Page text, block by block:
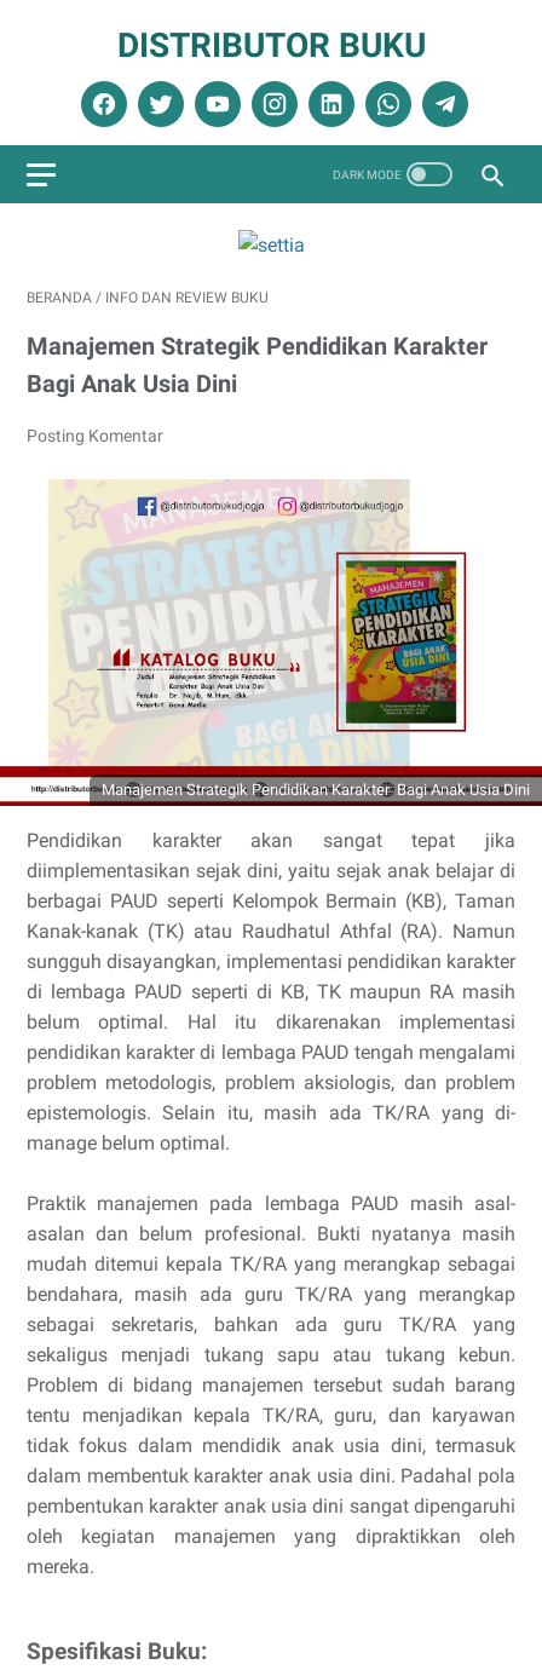
DISTRIBUTOR BUKU
BERANDA / INFO DAN REVIEW BUKU
Manajemen Strategik Pendidikan Karakter
Bagi Anak Usia Dini
Posting Komentar
Manajemen Strategik Pendidikan Karakter Bagi Anak Usia Dini
Pendidikan karakter akan sangat tepat jika
diimplementasikan sejak dini, yaitu sejak anak belajar di
berbagai PAUD seperti Kelompok Bermain (KB), Taman
Kanak-kanak (TK) atau Raudhatul Athfal (RA). Namun
sungguh disayangkan, implementasi pendidikan karakter
di lembaga PAUD seperti di KB, TK maupun RA masih
belum optimal. Hal itu dikarenakan implementasi
pendidikan karakter di lembaga PAUD tengah mengalami
problem metodologis, problem aksiologis, dan problem
epistemologis. Selain itu, masih ada TK/RA yang di-
manage belum optimal.
Praktik manajemen pada lembaga PAUD masih asal-
asalan dan belum profesional. Bukti nyatanya masih
mudah ditemui kepala TK/RA yang merangkap sebagai
bendahara, masih ada guru TK/RA yang merangkap
sebagai sekretaris, bahkan ada guru TK/RA yang
sekaligus menjadi tukang sapu atau tukang kebun.
Problem di bidang manajemen tersebut sudah barang
tentu menjadikan kepala TK/RA, guru, dan karyawan
tidak fokus dalam mendidik anak usia dini, termasuk
dalam membentuk karakter anak usia dini. Padahal pola
pembentukan karakter anak usia dini sangat dipengaruhi
oleh kegiatan manajemen yang dipraktikkan oleh
mereka.
Spesifikasi Buku: